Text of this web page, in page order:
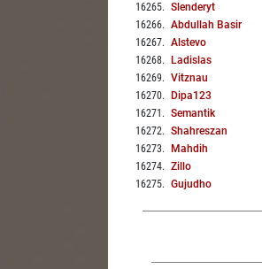
16265. Slenderyt
16266. Abdullah Basir
16267. Alstevo
16268. Ladislas
16269. Vitznau
16270. Dipa123
16271 . Semantik
16272. Shahreszan
16273. Mahdih
16274. Zillo
16275. Gujudho